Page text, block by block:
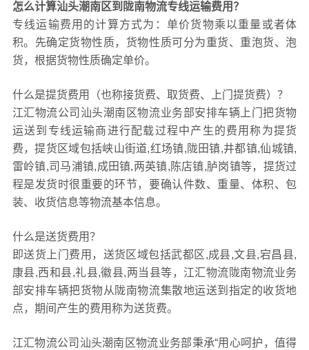
怎么计算汕头潮南区到陇南物流专线运输费用？
专线运输费用的计算方式为：单价货物乘以重量或者体
积。先确定货物性质，货物性质可分为重货、重泡货、泡
货，根据货物性质确定单价。
什么是提货费用（也称接货费、取货费、上门提货费）？
江汇物流公司汕头潮南区物流业务部安排车辆上门把货物
运送到专线运输商进行配载过程中产生的费用称为提货
费，提货区域包括峡山街道,红场镇,陇田镇,井都镇,仙城镇,
雷岭镇,司马浦镇,成田镇,两英镇,陈店镇,胪岗镇等，提货过
程是发货时很重要的环节，要确认件数、重量、体积、包
装、收货信息等物流基本信息。
什么是送货费用？
即送货上门费用，送货区域包括武都区,成县,文县,宕昌县,
康县,西和县,礼县,徽县,两当县等，江汇物流陇南物流业务
部安排车辆把货物从陇南物流集散地运送到指定的收货地
点，期间产生的费用称为送货费。
江汇物流公司汕头潮南区物流业务部秉承“用心呵护，值得